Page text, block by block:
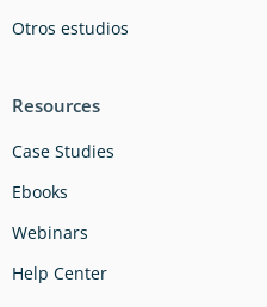
Otros estudios
Resources
Case Studies
Ebooks
Webinars
Help Center